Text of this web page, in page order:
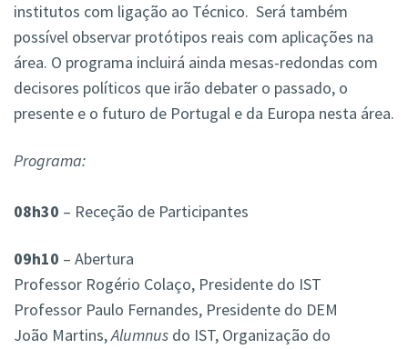
institutos com ligação ao Técnico. Será também
possível observar protótipos reais com aplicações na
área. O programa incluirá ainda mesas-redondas com
decisores políticos que irão debater o passado, o
presente e o futuro de Portugal e da Europa nesta área.
Programa:
08h30 – Receção de Participantes
09h10 – Abertura
Professor Rogério Colaço, Presidente do IST
Professor Paulo Fernandes, Presidente do DEM
João Martins,Alumnus do IST, Organização do